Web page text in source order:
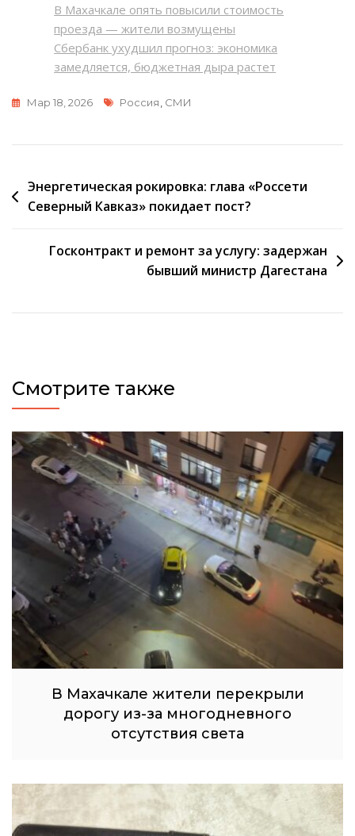
В Махачкале опять повысили стоимость
проезда — жители возмущены
Сбербанк ухудшил прогноз: экономика
замедляется, бюджетная дыра растет
Мар 18, 2026 Метки
Россия, СМИ
Навигация
по
Энергетическая рокировка: глава «Россети
Северный Кавказ» покидает пост?
Госконтракт и ремонт за услугу: задержан
бывший министр Дагестана
Смотрите также
В Махачкале жители перекрыли
дорогу из-за многодневного
отсутствия света